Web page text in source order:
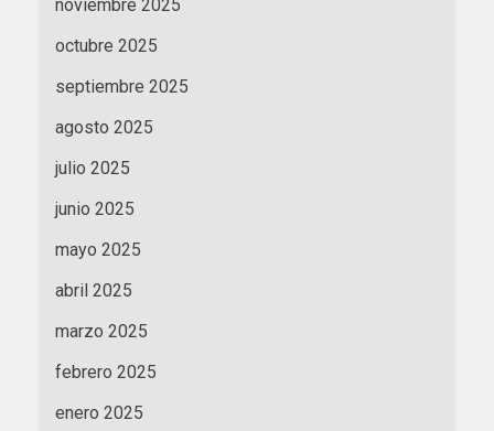
noviembre 2025
octubre 2025
septiembre 2025
agosto 2025
julio 2025
junio 2025
mayo 2025
abril 2025
marzo 2025
febrero 2025
enero 2025